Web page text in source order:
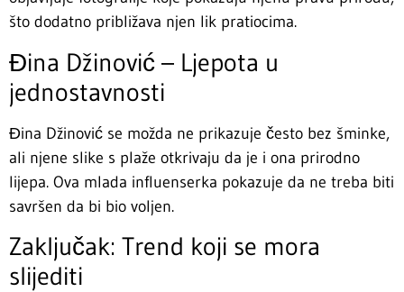
što dodatno približava njen lik pratiocima.
Đina Džinović – Ljepota u
jednostavnosti
Đina Džinović se možda ne prikazuje često bez šminke,
ali njene slike s plaže otkrivaju da je i ona prirodno
lijepa. Ova mlada influenserka pokazuje da ne treba biti
savršen da bi bio voljen.
Zaključak: Trend koji se mora
slijediti